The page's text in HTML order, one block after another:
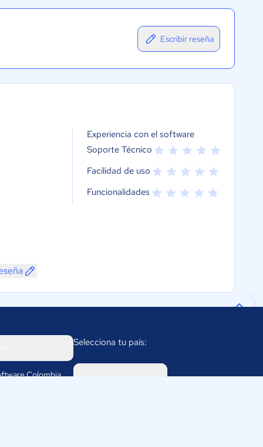
Escribir reseña
Experiencia con el software
Soporte Técnico
Facilidad de uso
Funcionalidades
Colombia
Selecciona tu país: